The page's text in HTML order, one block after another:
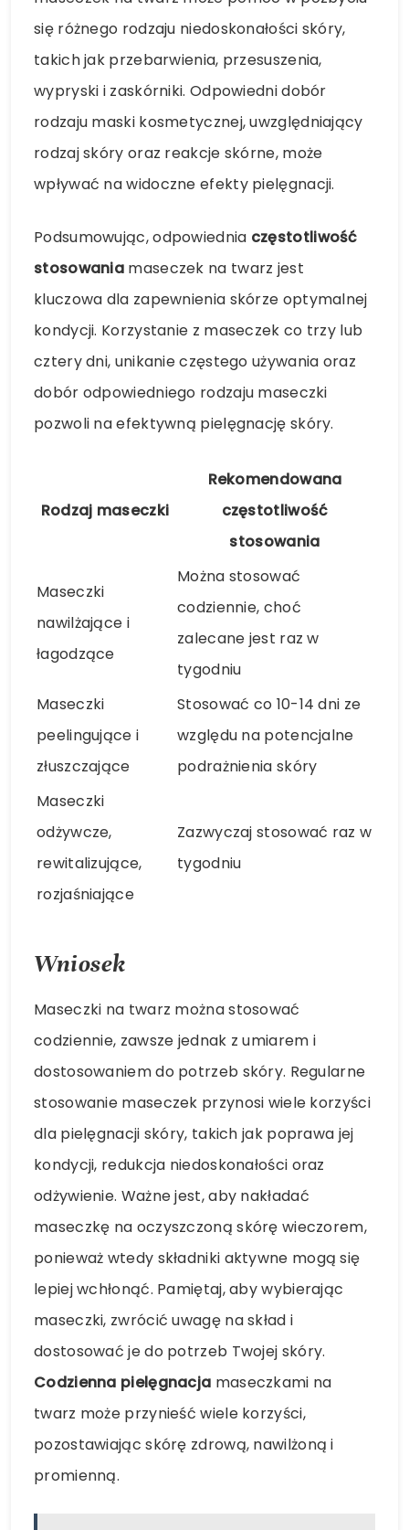
się różnego rodzaju niedoskonałości skóry,
takich jak przebarwienia, przesuszenia,
wypryski i zaskórniki. Odpowiedni dobór
rodzaju maski kosmetycznej, uwzględniający
rodzaj skóry oraz reakcje skórne, może
wpływać na widoczne efekty pielęgnacji.
Podsumowując, odpowiednia częstotliwość
stosowania maseczek na twarz jest
kluczowa dla zapewnienia skórze optymalnej
kondycji. Korzystanie z maseczek co trzy lub
cztery dni, unikanie częstego używania oraz
dobór odpowiedniego rodzaju maseczki
pozwoli na efektywną pielęgnację skóry.
Rodzaj maseczki
Rekomendowana
częstotliwość
stosowania
Maseczki
nawilżające i
łagodzące
Można stosować
codziennie, choć
zalecane jest raz w
tygodniu
Maseczki
peelingujące i
złuszczające
Stosować co 10-14 dni ze
względu na potencjalne
podrażnienia skóry
Maseczki
odżywcze,
rewitalizujące,
rozjaśniające
Zazwyczaj stosować raz w
tygodniu
Wniosek
Maseczki na twarz można stosować
codziennie, zawsze jednak z umiarem i
dostosowaniem do potrzeb skóry. Regularne
stosowanie maseczek przynosi wiele korzyści
dla pielęgnacji skóry, takich jak poprawa jej
kondycji, redukcja niedoskonałości oraz
odżywienie. Ważne jest, aby nakładać
maseczkę na oczyszczoną skórę wieczorem,
ponieważ wtedy składniki aktywne mogą się
lepiej wchłonąć. Pamiętaj, aby wybierając
maseczki, zwrócić uwagę na skład i
dostosować je do potrzeb Twojej skóry.
Codzienna pielęgnacja maseczkami na
twarz może przynieść wiele korzyści,
pozostawiając skórę zdrową, nawilżoną i
promienną.